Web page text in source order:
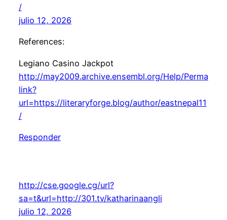
/
julio 12, 2026
References:
Legiano Casino Jackpot
http://may2009.archive.ensembl.org/Help/Perma
link?
url=https://literaryforge.blog/author/eastnepal11
/
Responder
http://cse.google.cg/url?
sa=t&url=http://301.tv/katharinaangli
julio 12, 2026